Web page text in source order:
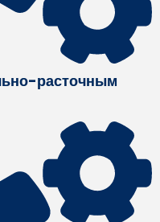
расточным